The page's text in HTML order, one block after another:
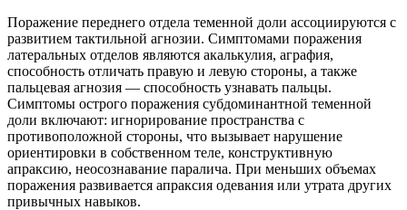
Поражение переднего отдела теменной доли ассоциируются с
развитием тактильной агнозии. Симптомами поражения
латеральных отделов являются акалькулия, аграфия,
способность отличать правую и левую стороны, а также
пальцевая агнозия — способность узнавать пальцы.
Симптомы острого поражения субдоминантной теменной
доли включают: игнорирование пространства с
противоположной стороны, что вызывает нарушение
ориентировки в собственном теле, конструктивную
апраксию, неосознавание паралича. При меньших объемах
поражения развивается апраксия одевания или утрата других
привычных навыков.